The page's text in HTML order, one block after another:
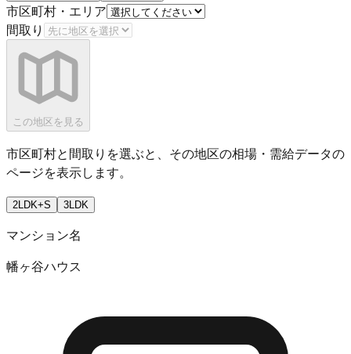
市区町村・エリア
間取り
この地区を見る
市区町村と間取りを選ぶと、その地区の相場・需給データの
ページを表示します。
2LDK+S 3LDK
マンション名
幡ヶ谷ハウス